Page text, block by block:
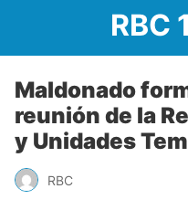
RBC
Maldonado
reunión de la
y Unidades
RBC